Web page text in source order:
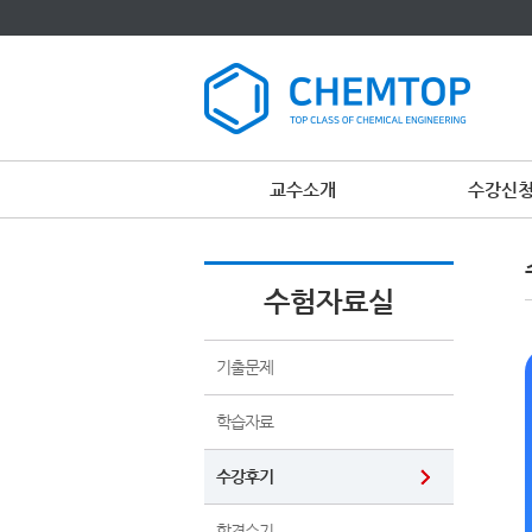
교수소개 수강신
수험자료실
기출문제
학습자료
수강후기